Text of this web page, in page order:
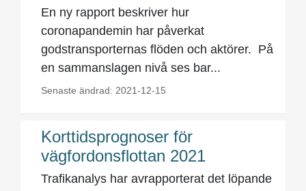
En ny rapport beskriver hur
coronapandemin har påverkat
godstransporternas flöden och aktörer. På
en sammanslagen nivå ses bar...
Senaste ändrad: 2021-12-15
Korttidsprognoser för
vägfordonsflottan 2021
Trafikanalys har avrapporterat det löpande